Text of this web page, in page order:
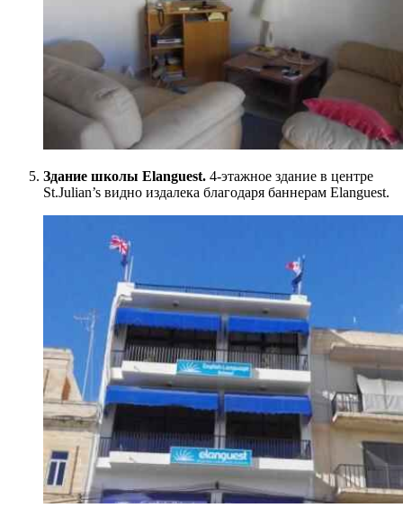
Здание школы Elanguest. 4-этажное здание в центре
St.Julian’s видно издалека благодаря баннерам Elanguest.